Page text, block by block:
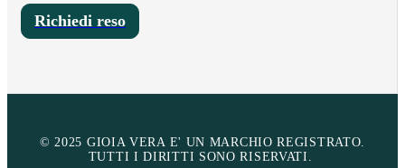
Richiedi reso
© 2025 GIOIA VERA E' UN MARCHIO REGISTRATO.
TUTTI I DIRITTI SONO RISERVATI.